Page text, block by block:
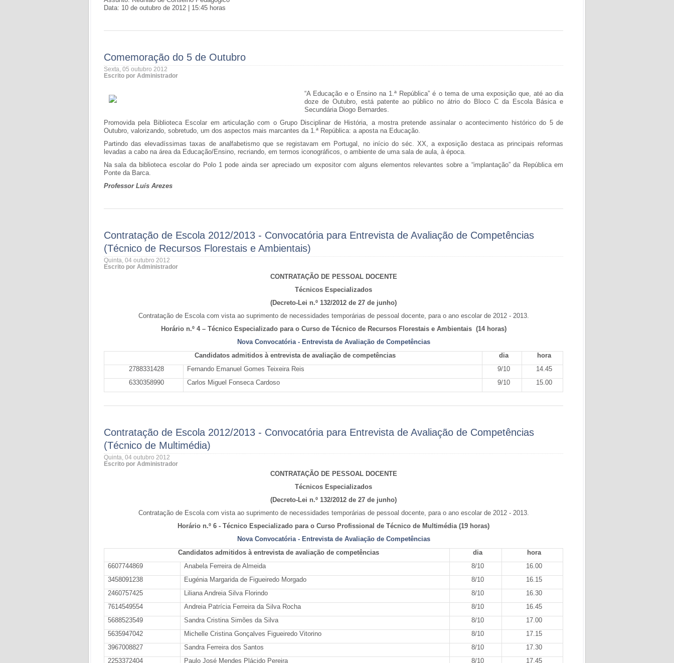
Data: 10 de outubro de 2012 | 15:45 horas
Comemoração do 5 de Outubro
Sexta, 05 outubro 2012
Escrito por Administrador
“A Educação e o Ensino na 1.ª República” é o tema de uma exposição que, até ao dia
doze de Outubro, está patente ao público no átrio do Bloco C da Escola Básica e
Secundária Diogo Bernardes.
Promovida pela Biblioteca Escolar em articulação com o Grupo Disciplinar de História, a mostra pretende assinalar o acontecimento histórico do 5 de
Outubro, valorizando, sobretudo, um dos aspectos mais marcantes da 1.ª República: a aposta na Educação.
Partindo das elevadíssimas taxas de analfabetismo que se registavam em Portugal, no início do séc. XX, a exposição destaca as principais reformas
levadas a cabo na área da Educação/Ensino, recriando, em termos iconográficos, o ambiente de uma sala de aula, à época.
Na sala da biblioteca escolar do Polo 1 pode ainda ser apreciado um expositor com alguns elementos relevantes sobre a “implantação” da República em
Ponte da Barca.
Professor Luís Arezes
Contratação de Escola 2012/2013 - Convocatória para Entrevista de Avaliação de Competências
(Técnico de Recursos Florestais e Ambientais)
Quinta, 04 outubro 2012
Escrito por Administrador
CONTRATAÇÃO DE PESSOAL DOCENTE
Técnicos Especializados
(Decreto-Lei n.º 132/2012 de 27 de junho)
Contratação de Escola com vista ao suprimento de necessidades temporárias de pessoal docente, para o ano escolar de 2012 - 2013.
Horário n.º 4 – Técnico Especializado para o Curso de Técnico de Recursos Florestais e Ambientais (14 horas)
Nova Convocatória - Entrevista de Avaliação de Competências
Candidatos admitidos à entrevista de avaliação de competências
dia
hora
2788331428
Fernando Emanuel Gomes Teixeira Reis 9/10
14.45
6330358990
Carlos Miguel Fonseca Cardoso 9/10 15.00
Contratação de Escola 2012/2013 - Convocatória para Entrevista de Avaliação de Competências
(Técnico de Multimédia)
Quinta, 04 outubro 2012
Escrito por Administrador
CONTRATAÇÃO DE PESSOAL DOCENTE
Técnicos Especializados
(Decreto-Lei n.º 132/2012 de 27 de junho)
Contratação de Escola com vista ao suprimento de necessidades temporárias de pessoal docente, para o ano escolar de 2012 - 2013.
Horário n.º 6 - Técnico Especializado para o Curso Profissional de Técnico de Multimédia (19 horas)
Nova Convocatória - Entrevista de Avaliação de Competências
Candidatos admitidos à entrevista de avaliação de competências
dia
hora
6607744869
Anabela Ferreira de Almeida 8/10
16.00
3458091238
Eugénia Margarida de Figueiredo Morgado 8/10
16.15
2460757425
Liliana Andreia Silva Florindo 8/10
16.30
7614549554
Andreia Patrícia Ferreira da Silva Rocha 8/10
16.45
5688523549
Sandra Cristina Simões da Silva 8/10
17.00
5635947042
Michelle Cristina Gonçalves Figueiredo Vitorino 8/10
17.15
3967008827
Sandra Ferreira dos Santos 8/10
17.30
2253372404
Paulo José Mendes Plácido Pereira 8/10 17.45